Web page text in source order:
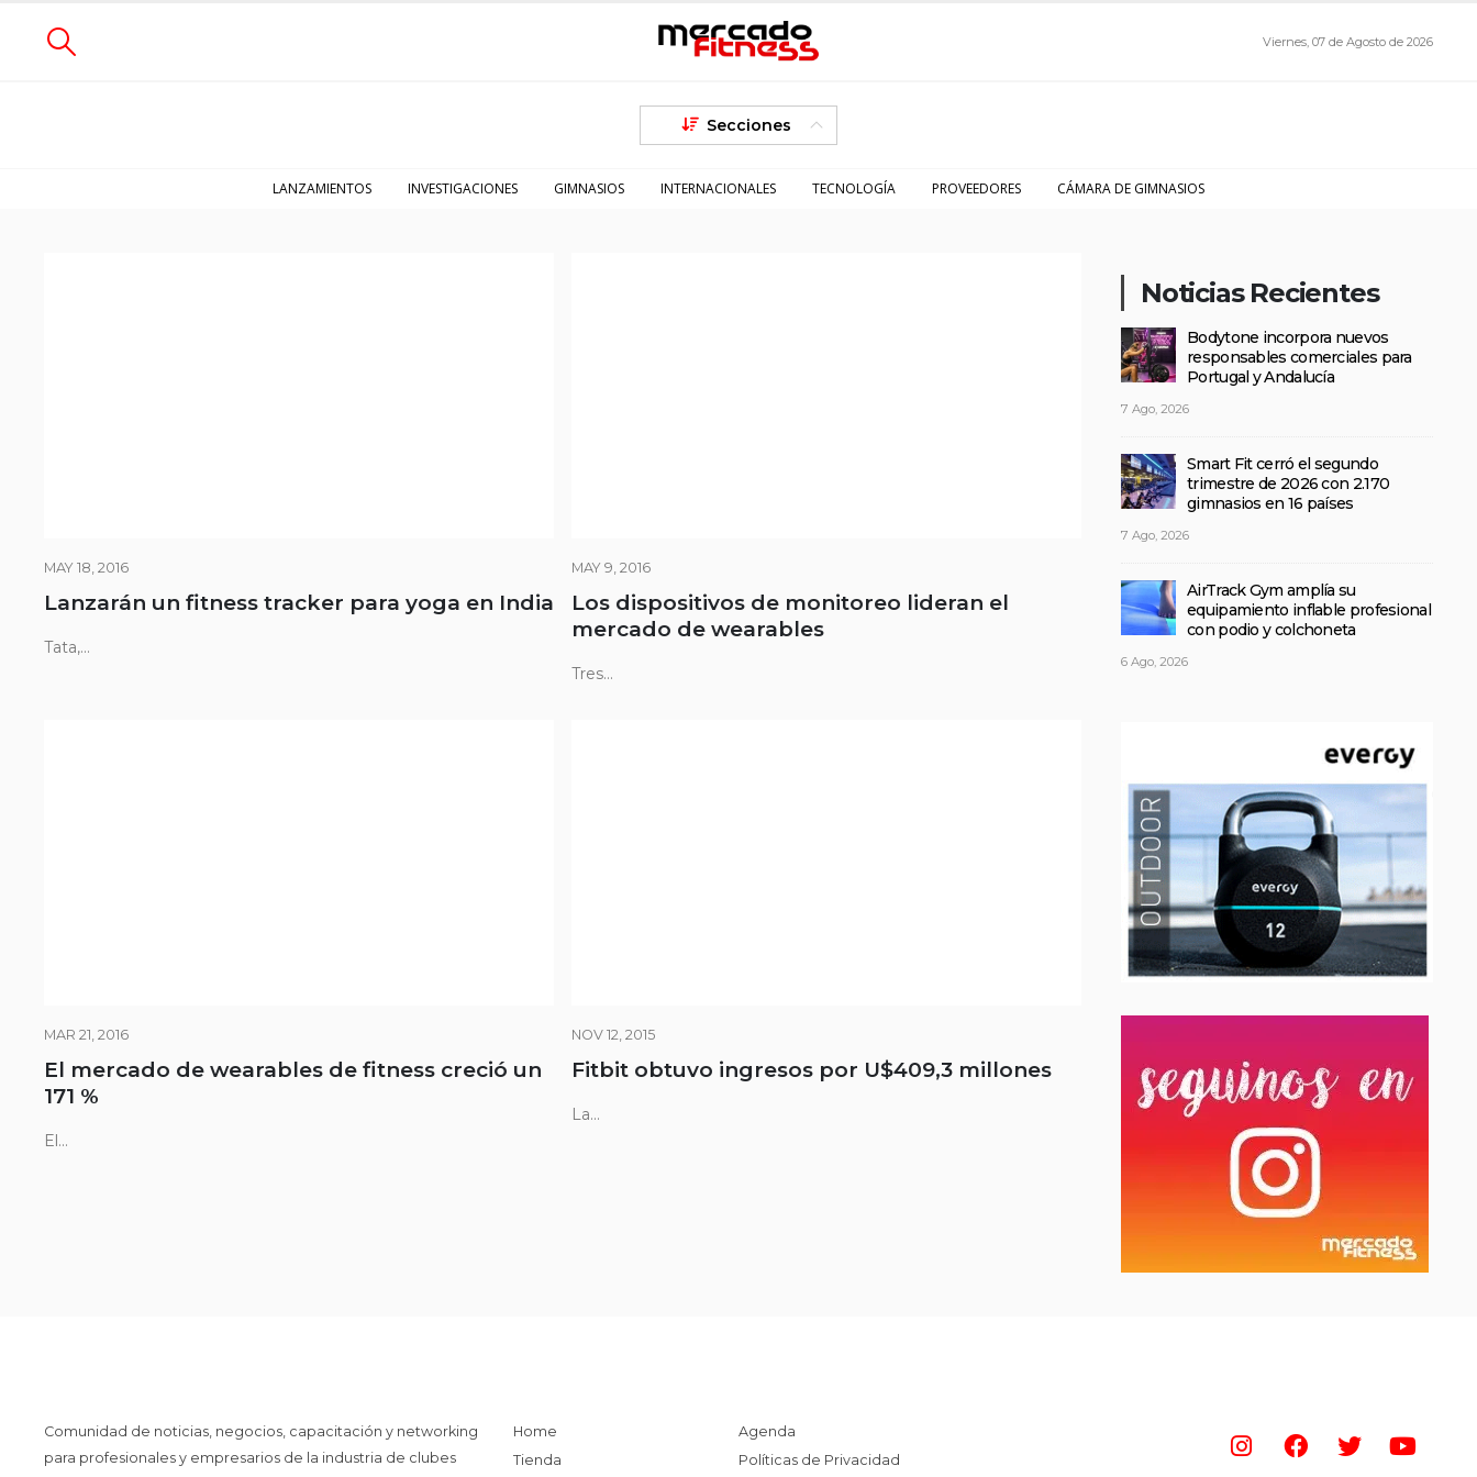
Viernes, 07 de Agosto de 2026
Secciones
LANZAMIENTOS INVESTIGACIONES GIMNASIOS INTERNACIONALES TECNOLOGÍA PROVEEDORES CÁMARA DE GIMNASIOS
MAY 18, 2016
Lanzarán un fitness tracker para yoga en India
Tata,...
MAY 9, 2016
Los dispositivos de monitoreo lideran el
mercado de wearables
Tres...
MAR 21, 2016
El mercado de wearables de fitness creció un
171 %
El...
NOV 12, 2015
Fitbit obtuvo ingresos por U$409,3 millones
La...
Noticias Recientes
Bodytone incorpora nuevos
responsables comerciales para
Portugal y Andalucía
7 Ago, 2026
Smart Fit cerró el segundo
trimestre de 2026 con 2.170
gimnasios en 16 países
7 Ago, 2026
AirTrack Gym amplía su
equipamiento inflable profesional
con podio y colchoneta
6 Ago, 2026
Comunidad de noticias, negocios, capacitación y networking
para profesionales y empresarios de la industria de clubes
Home
Tienda
Agenda
Políticas de Privacidad